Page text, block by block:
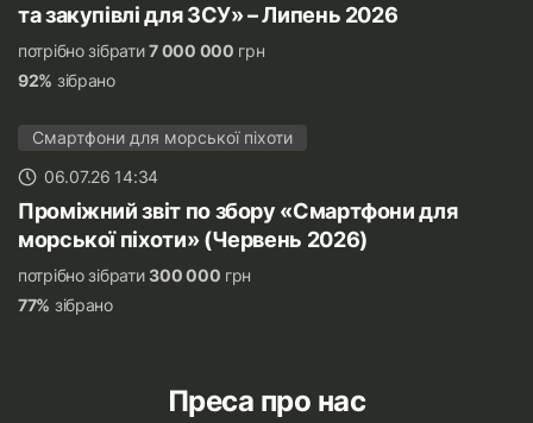
та закупівлі для ЗСУ» – Липень 2026
потрібно зібрати7 000 000 грн
92% зібрано
Смартфони для морської піхоти
06.07.26 14:34
Проміжний звіт по збору «Смартфони для
морської піхоти» (Червень 2026)
потрібно зібрати300 000 грн
77% зібрано
Преса про нас